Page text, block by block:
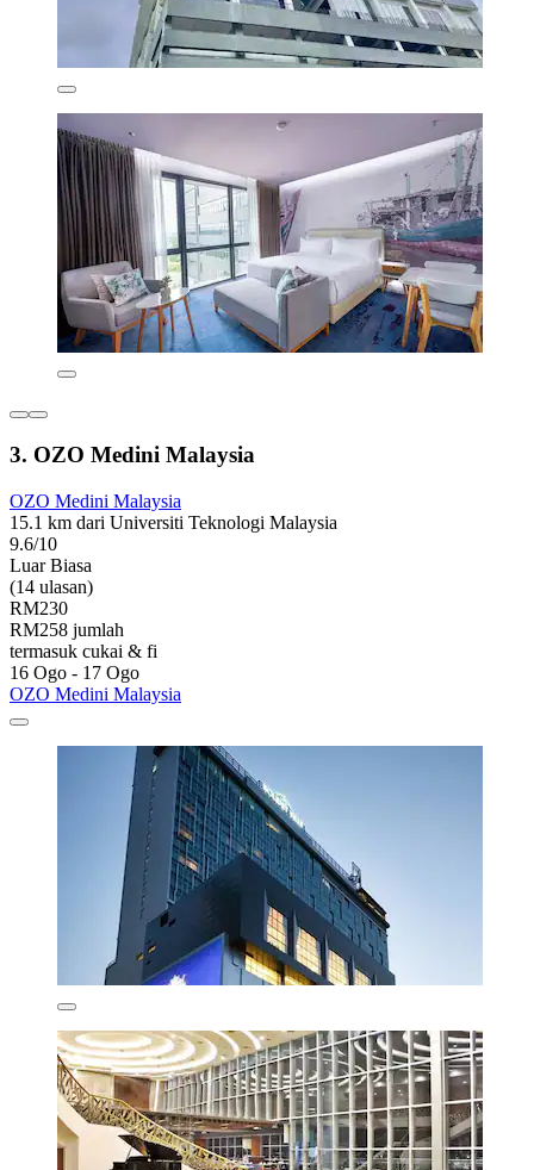
3. OZO Medini Malaysia
OZO Medini Malaysia
15.1 km dari Universiti Teknologi Malaysia
9.6/10
Luar Biasa
(14 ulasan)
RM230
RM258 jumlah
termasuk cukai & fi
16 Ogo - 17 Ogo
OZO Medini Malaysia